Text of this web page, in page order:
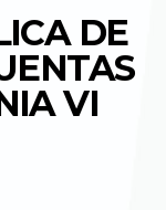
DE
VI